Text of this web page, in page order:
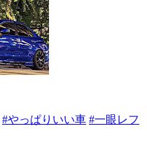
#やっぱりいい車 #一眼レフ